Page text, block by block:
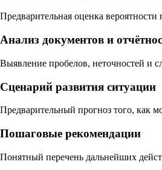
Предварительная оценка
Анализ документов и
Выявление пробелов, неточностей и
Сценарий развития ситуации
Предварительный прогноз того, как
Пошаговые рекомендации
Понятный перечень дальнейших